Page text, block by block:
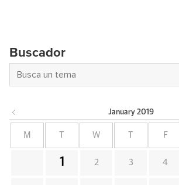
Buscador
January 2019
M W F
1 2 3 4